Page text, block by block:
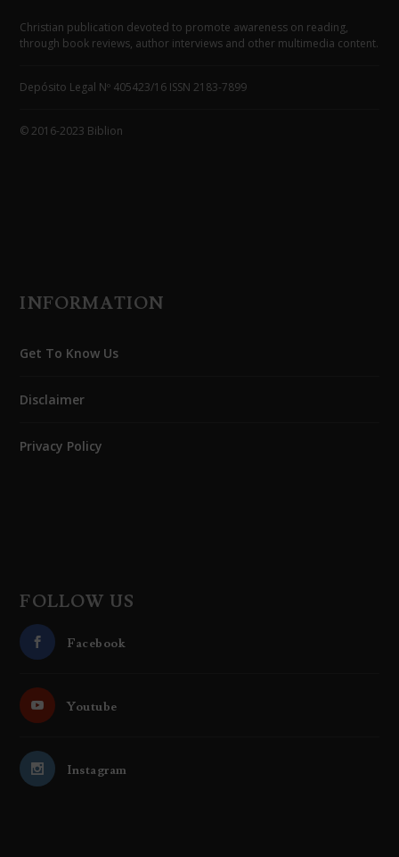
Christian publication devoted to promote awareness on reading,
through book reviews, author interviews and other multimedia content.
Depósito Legal Nº 405423/16 ISSN 2183-7899
© 2016-2023 Biblion
INFORMATION
Get To Know Us
Disclaimer
Privacy Policy
FOLLOW US
Facebook
Youtube
Instagram